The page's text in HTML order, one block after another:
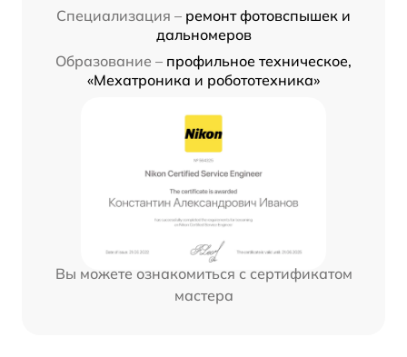
Специализация – ремонт фотовспышек и
дальномеров
Образование – профильное техническое,
«Мехатроника и робототехника»
Вы можете ознакомиться с сертификатом
мастера